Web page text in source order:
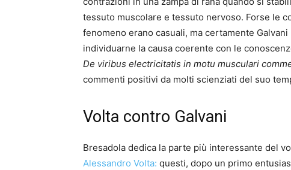
tessuto muscolare e tessuto nervoso. Forse le
fenomeno erano casuali, ma certamente
individuarne la causa coerente con le
De viribus electricitatis in motu musculari
commenti positivi da molti scienziati del suo
Volta contro Galvani
Bresadola dedica la parte più interessante del
Alessandro Volta: questi, dopo un primo